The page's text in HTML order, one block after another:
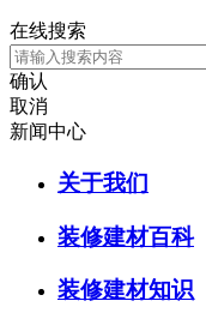
在线搜索
确认
取消
新闻中心
关于我们
装修建材百科
装修建材知识